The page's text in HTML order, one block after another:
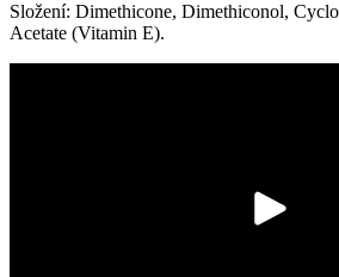
Složení: Dimethicone, Dimethiconol,
Acetate (Vitamin E).